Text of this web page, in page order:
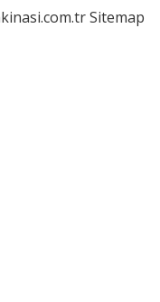
Sitemap